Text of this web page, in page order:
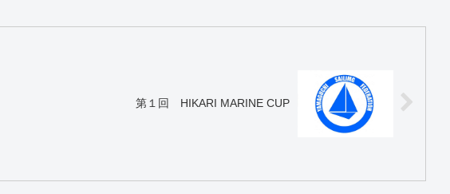
第１回 HIKARI MARINE CUP